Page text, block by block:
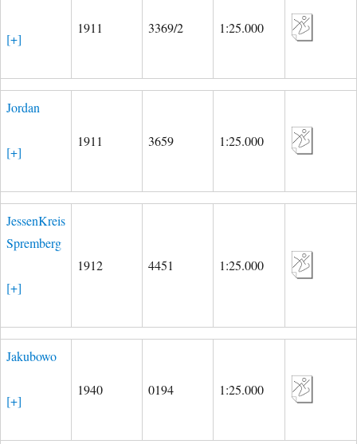
[+]
1911 3369/2 1:25.000
Jordan
[+]
1911 3659 1:25.000
JessenKreis
Spremberg
[+]
1912 4451 1:25.000
Jakubowo
[+]
1940 0194 1:25.000